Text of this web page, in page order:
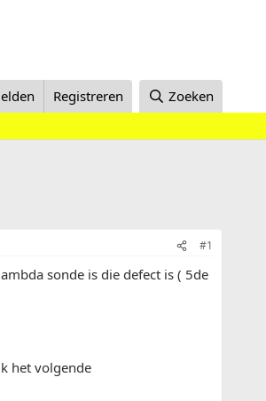
Registreren Zoeken
#1
sonde is die defect is ( 5de
het volgende